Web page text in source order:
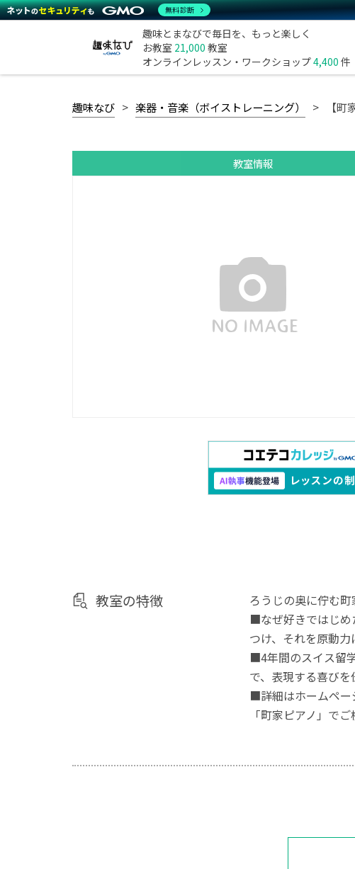
趣味とまなびで毎日を、もっと楽しく
お教室 21,000 教室
オンラインレッスン・ワークショップ4,400 件
趣味なび 楽器・音楽（ボイストレーニング） 【
教室情報
教室の特徴
ろうじの奥に佇む町
■なぜ好きではじめ
つけ、それを原動
■4年間のスイス留
で、表現する喜びを
■詳細はホームペー
「町家ピアノ」でご
無料診断